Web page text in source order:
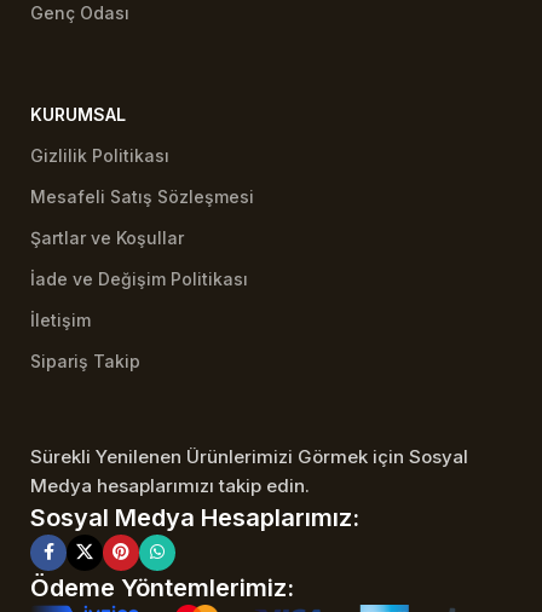
Genç Odası
KURUMSAL
Gizlilik Politikası
Mesafeli Satış Sözleşmesi
Şartlar ve Koşullar
İade ve Değişim Politikası
İletişim
Sipariş Takip
Sürekli Yenilenen Ürünlerimizi Görmek için Sosyal
Medya hesaplarımızı takip edin.
Sosyal Medya Hesaplarımız:
Ödeme Yöntemlerimiz: